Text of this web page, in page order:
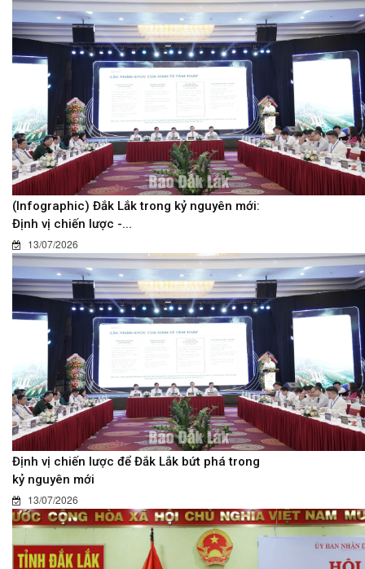
(Infographic) Đắk Lắk trong kỷ nguyên mới:
Định vị chiến lược -...
13/07/2026
Định vị chiến lược để Đắk Lắk bứt phá trong
kỷ nguyên mới
13/07/2026